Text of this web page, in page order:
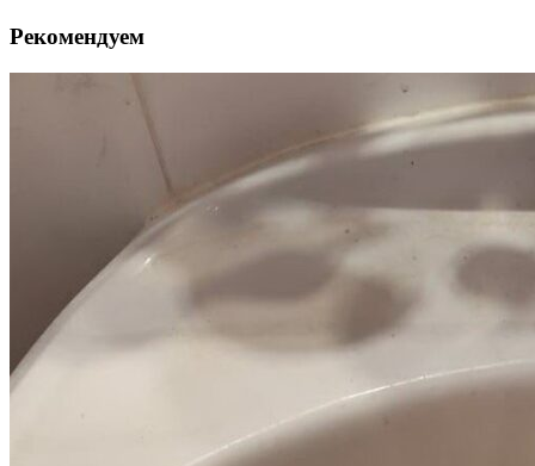
Рекомендуем